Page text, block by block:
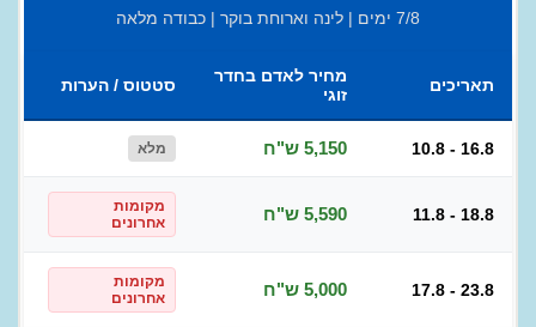
7/8 ימים | לינה וארוחת בוקר | כבודה מלאה
תאריכים
מחיר לאדם בחדר
זוגי
סטטוס / הערות
10.8 - 16.8 5,150 ש"ח מלא
11.8 - 18.8 5,590 ש"ח
מקומות
אחרונים
17.8 - 23.8 5,000 ש"ח
מקומות
אחרונים